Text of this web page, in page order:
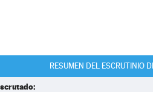
RESUMEN DEL ESCRUTINIO